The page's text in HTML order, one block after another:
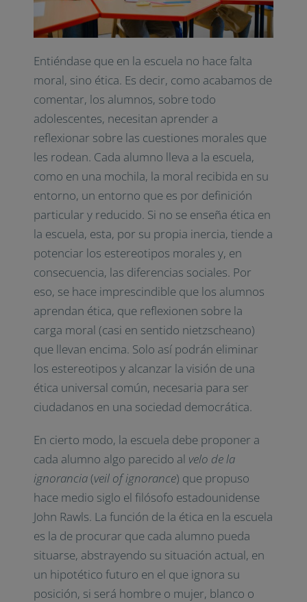
Entiéndase que en la escuela no hace falta
moral, sino ética. Es decir, como acabamos de
comentar, los alumnos, sobre todo
adolescentes, necesitan aprender a
reflexionar sobre las cuestiones morales que
les rodean. Cada alumno lleva a la escuela,
como en una mochila, la moral recibida en su
entorno, un entorno que es por definición
particular y reducido. Si no se enseña ética en
la escuela, esta, por su propia inercia, tiende a
potenciar los estereotipos morales y, en
consecuencia, las diferencias sociales. Por
eso, se hace imprescindible que los alumnos
aprendan ética, que reflexionen sobre la
carga moral (casi en sentido nietzscheano)
que llevan encima. Solo así podrán eliminar
los estereotipos y alcanzar la visión de una
ética universal común, necesaria para ser
ciudadanos en una sociedad democrática.
En cierto modo, la escuela debe proponer a
cada alumno algo parecido al velo de la
ignorancia(veil of ignorance) que propuso
hace medio siglo el filósofo estadounidense
John Rawls. La función de la ética en la escuela
es la de procurar que cada alumno pueda
situarse, abstrayendo su situación actual, en
un hipotético futuro en el que ignora su
posición, si será hombre o mujer, blanco o